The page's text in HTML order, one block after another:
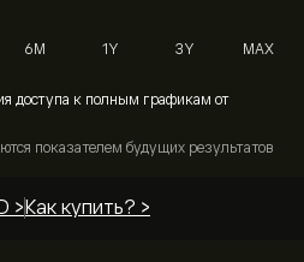
6M 1Y 3Y MAX
доступа к полным графикам от
показателем будущих результатов
> Как купить? >